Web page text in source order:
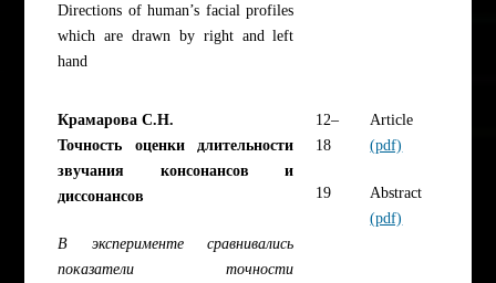
Directions of human’s facial profiles
which are drawn by right and left
hand
Крамарова С.Н.
Точность оценки длительности
звучания консонансов и
диссонансов
В эксперименте сравнивались
показатели точности
12–
18
19
Article
(pdf)
Abstract
(pdf)